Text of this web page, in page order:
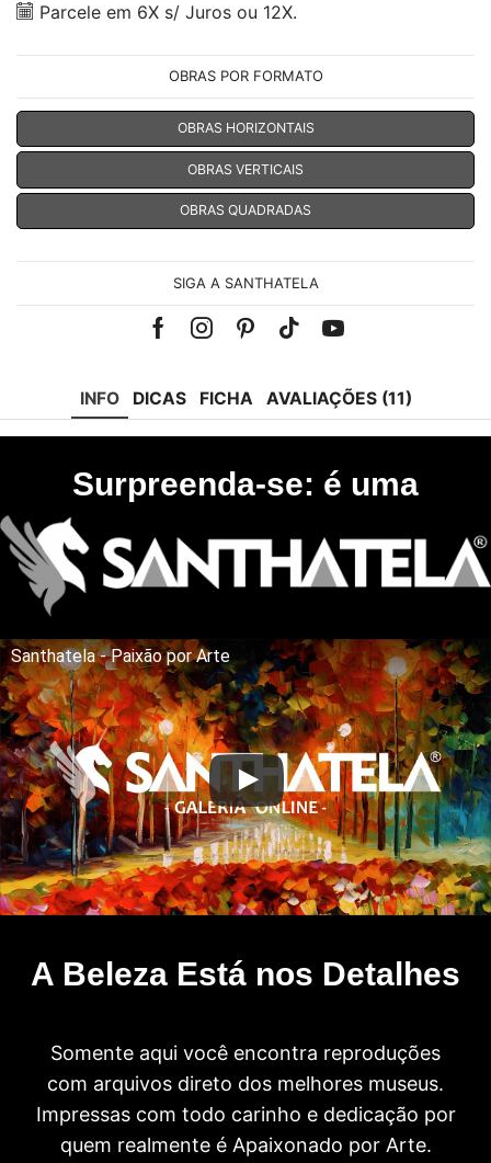
Parcele em 6X s/ Juros ou 12X.
OBRAS POR FORMATO
OBRAS HORIZONTAIS
OBRAS VERTICAIS
OBRAS QUADRADAS
SIGA A SANTHATELA
FacebookInstagramPinterest
Tik-Youtube
INFO DICAS FICHA AVALIAÇÕES (11)
Surpreenda-se: é uma
Santhatela - Paixão por Arte
A Beleza Está nos Detalhes
Somente aqui você encontra reproduções
com arquivos direto dos melhores museus.
Impressas com todo carinho e dedicação por
quem realmente é Apaixonado por Arte.